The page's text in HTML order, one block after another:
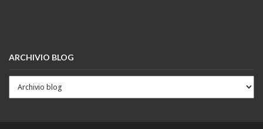
ARCHIVIO BLOG